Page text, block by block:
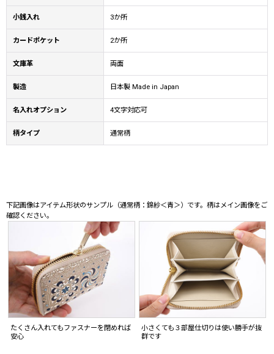
小銭入れ 3か所
カードポケット 2か所
文庫革 両面
製造 日本製 Made in Japan
名入れオプション 4文字対応可
柄タイプ 通常柄
下記画像はアイテム形状のサンプル（通常柄：錦紗＜青＞）です。柄はメイン画像をご
確認ください。
たくさん入れてもファスナーを閉めれば
安心
小さくても３部屋仕切りは使い勝手が抜
群です